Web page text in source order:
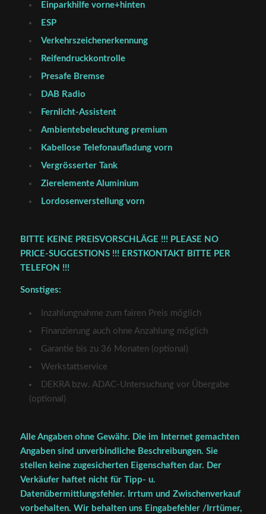
Einparkhilfe vorne+hinten
ESP
Verkehrszeichenerkennung
Reifendruckkontrolle
Presafe Bremse
DAB Radio
Fernlicht-Assistent
Ambientebeleuchtung premium
Kabellose Telefonaufladung vorn
Vergrösserter Tank
Zierelemente Aluminium
Lordosenverstellung vorn
BITTE KEINE PREISVORSCHLÄGE !!! PLEASE NO
PRICE-SUGGESTIONS !!! ERSTKONTAKT BITTE PER
TELEFON !!!
Sonstiges:
Inzahlungnahme zum fairen Preis möglich
Finanzierung auch ohne Anzahlung möglich
Garantie bis zu 36 Monaten (optional)
Werkstattservice
DEKRA bzw. ADAC-Untersuchung vor Übergabe
(optional)
Alle Angaben ohne Gewähr. Die im Internet gemachten
Angaben sind unverbindliche Beschreibungen. Sie
stellen keine zugesicherten Eigenschaften dar. Der
Verkäufer haftet nicht für Tipp- u.
Datenübermittlungsfehler. Irrtum und Zwischenverkauf
vorbehalten. Wir behalten uns Eingabefehler /Irrtümer,